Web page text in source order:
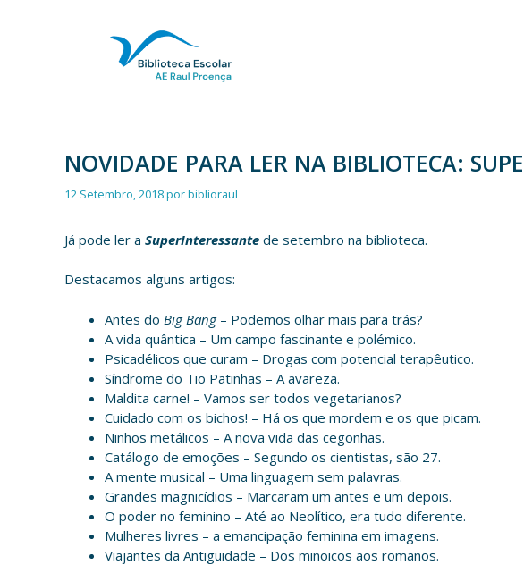
NOVIDADE PARA LER NA BIBLIOTECA:
12 Setembro, 2018porbiblioraul
Já pode ler a SuperInteressante de setembro na biblioteca.
Destacamos alguns artigos:
Antes do Big Bang– Podemos olhar mais para trás?
A vida quântica – Um campo fascinante e polémico.
Psicadélicos que curam – Drogas com potencial terapêutico.
Síndrome do Tio Patinhas – A avareza.
Maldita carne! – Vamos ser todos vegetarianos?
Cuidado com os bichos! – Há os que mordem e os que picam.
Ninhos metálicos – A nova vida das cegonhas.
Catálogo de emoções – Segundo os cientistas, são 27.
A mente musical – Uma linguagem sem palavras.
Grandes magnicídios – Marcaram um antes e um depois.
O poder no feminino – Até ao Neolítico, era tudo diferente.
Mulheres livres – a emancipação feminina em imagens.
Viajantes da Antiguidade – Dos minoicos aos romanos.